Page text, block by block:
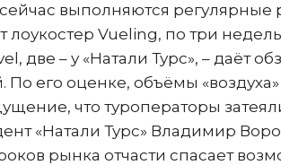
выполняются регулярные
Vueling, по три
две – у «Натали Турс», – даёт
его оценке, объёмы
что туроператоры
«Натали Турс» Владимир
рынка отчасти спасает